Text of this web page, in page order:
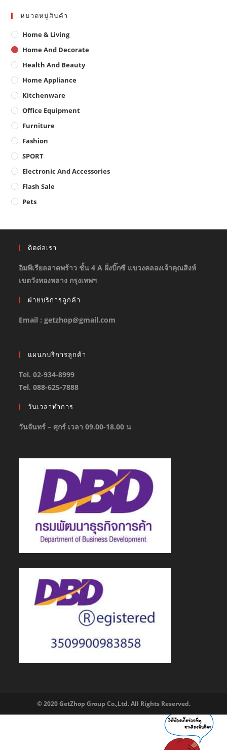
หมวดหมู่สินค้า
Home & Living
Home And Decorate
Health And Beauty
Home Appliance
Kitchenware
Office Equipment
Furniture
Fashion
SPORT
Electronic And Accessories
Flash Sale
Pets
ติดต่อเรา
อิมพีเรียลลาดพร้าว ชั้น 4 A ฝั่งบิ๊กซี แขวงคลองเจ้าคุณสิงห์
เขตวังทองหลาง กรุงเทพฯ
ฝ่ายบริการลูกค้า
Email : getzhop@gmail.com
แผนกบริการลูกค้า
Tel. 02-934-8999
Tel. 088-625-7888
วันเวลาทำการ
วันจันทร์ – ศุกร์ เวลา 09.00-18.00 น
© 2020 GetZhop Group Co.,Ltd. All Rights Reserved.